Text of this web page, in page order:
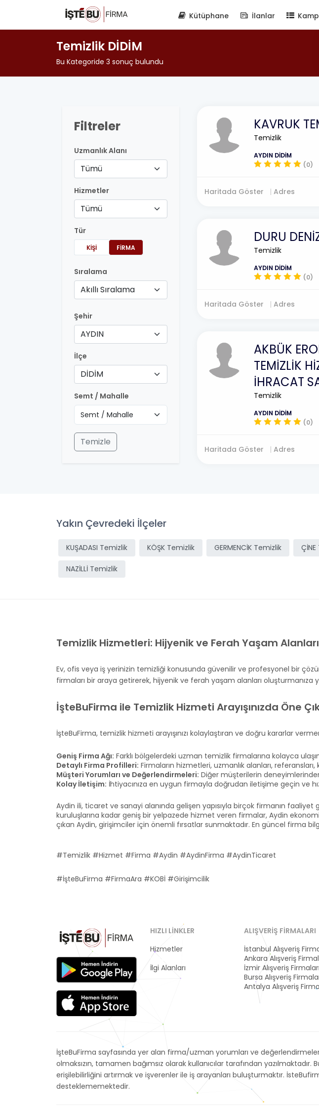
Kütüphane İlanlar
Temizlik DİDİM
Bu Kategoride 3 sonuç bulundu
Filtreler
Uzmanlık Alanı
Tümü
Hizmetler
Tümü
Tür
KIŞI FIRMA
Sıralama
Akıllı Sıralama
Şehir
AYDIN
İlçe
DİDİM
Semt / Mahalle
Temizle
KAVRUK
Temizlik
AYDIN DİDİM
(0)
Haritada Göster Adres
DURU
Temizlik
AYDIN DİDİM
(0)
Haritada Göster Adres
AKBÜK
TEMİZLİK
İHRACAT
Temizlik
AYDIN DİDİM
(0)
Haritada Göster Adres
Yakın Çevredeki İlçeler
KUŞADASI Temizlik KÖŞK Temizlik GERMENCİK Temizlik
NAZİLLİ Temizlik
Temizlik Hizmetleri: Hijyenik ve Ferah Yaşam
Ev, ofis veya iş yerinizin temizliği konusunda güvenilir ve profesyonel bir
firmaları bir araya getirerek, hijyenik ve ferah yaşam alanları oluşturmanıza
İşteBuFirma ile Temizlik Hizmeti Arayışınızda Öne
İşteBuFirma, temizlik hizmeti arayışınızı kolaylaştıran ve doğru kararlar
Geniş Firma Ağı: Farklı bölgelerdeki uzman temizlik firmalarına kolayca
Detaylı Firma Profilleri: Firmaların hizmetleri, uzmanlık alanları,
Müşteri Yorumları ve Değerlendirmeleri: Diğer müşterilerin
Kolay İletişim: İhtiyacınıza en uygun firmayla doğrudan iletişime geçin ve
Aydin ili, ticaret ve sanayi alanında gelişen yapısıyla birçok firmanın
kuruluşlarına kadar geniş bir yelpazede hizmet veren firmalar, Aydin
çıkan Aydin, girişimciler için önemli fırsatlar sunmaktadır. En güncel firma
#Temizlik #Hizmet #Firma #Aydin #AydinFirma #AydinTicaret
#İşteBuFirma #FirmaAra #KOBİ #Girişimcilik
HIZLI LINKLER
Hizmetler
İlgi Alanları
ALIŞVERIŞ FIRMALARI
İstanbul Alışveriş
Ankara Alışveriş
İzmir Alışveriş Firmaları
Bursa Alışveriş
Antalya Alışveriş
İşteBuFirma sayfasında yer alan firma/uzman yorumları ve
olmaksızın, tamamen bağımsız olarak kullanıcılar tarafından
erişilebilirliğini artırmak ve işverenler ile iş arayanları buluşturmaktır.
desteklememektedir.